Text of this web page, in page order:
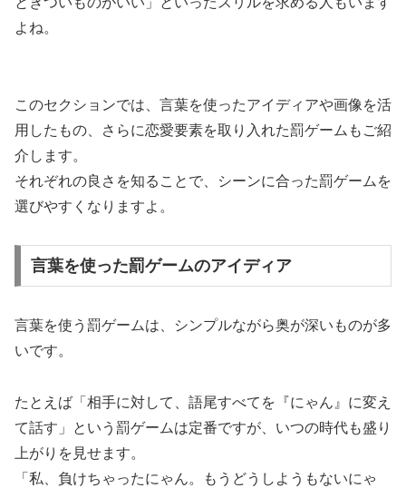
よね。
このセクションでは、言葉を使ったアイディアや画像を活
用したもの、さらに恋愛要素を取り入れた罰ゲームもご紹
介します。
それぞれの良さを知ることで、シーンに合った罰ゲームを
選びやすくなりますよ。
言葉を使った罰ゲームのアイディア
言葉を使う罰ゲームは、シンプルながら奥が深いものが多
いです。
たとえば「相手に対して、語尾すべてを『にゃん』に変え
て話す」という罰ゲームは定番ですが、いつの時代も盛り
上がりを見せます。
「私、負けちゃったにゃん。もうどうしようもないにゃ